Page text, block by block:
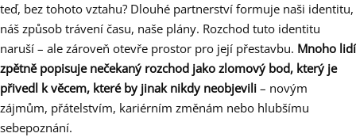
teď, bez tohoto vztahu? Dlouhé partnerství formuje naši identitu,
náš způsob trávení času, naše plány. Rozchod tuto identitu
naruší – ale zároveň otevře prostor pro její přestavbu. Mnoho lidí
zpětně popisuje nečekaný rozchod jako zlomový bod, který je
přivedl k věcem, které by jinak nikdy neobjevili – novým
zájmům, přátelstvím, kariérním změnám nebo hlubšímu
sebepoznání.